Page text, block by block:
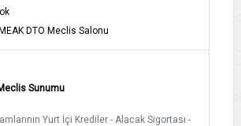
DTO Meclis Salonu
Sunumu
Yurt İçi Krediler - Alacak Sigortası -